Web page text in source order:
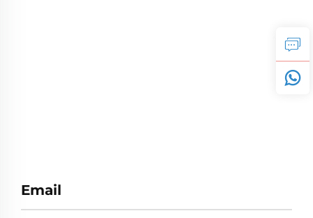
Email